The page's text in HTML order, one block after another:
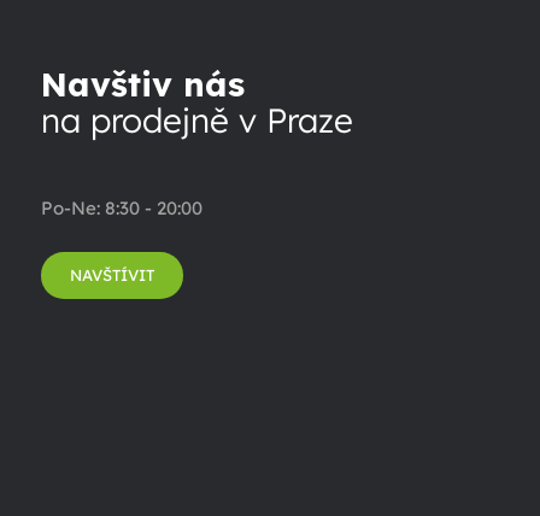
Navštiv nás
na prodejně v Praze
Po-Ne: 8:30 - 20:00
NAVŠTÍVIT